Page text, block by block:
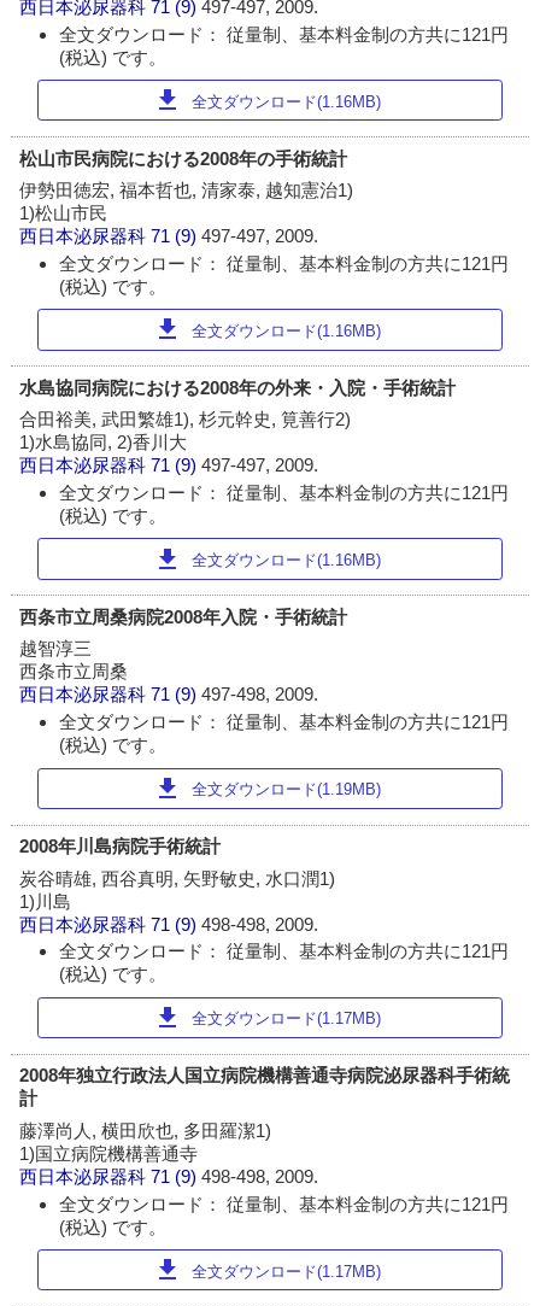
西日本泌尿器科 71 (9)497-497, 2009.
全文ダウンロード： 従量制、基本料金制の方共に121円
(税込) です。
download 全文ダウンロード(1.16MB)
松山市民病院における2008年の手術統計
伊勢田徳宏, 福本哲也, 清家泰, 越知憲治1)
1)松山市民
西日本泌尿器科 71 (9)497-497, 2009.
全文ダウンロード： 従量制、基本料金制の方共に121円
(税込) です。
download 全文ダウンロード(1.16MB)
水島協同病院における2008年の外来・入院・手術統計
合田裕美, 武田繁雄1), 杉元幹史, 筧善行2)
1)水島協同, 2)香川大
西日本泌尿器科 71 (9)497-497, 2009.
全文ダウンロード： 従量制、基本料金制の方共に121円
(税込) です。
download 全文ダウンロード(1.16MB)
西条市立周桑病院2008年入院・手術統計
越智淳三
西条市立周桑
西日本泌尿器科 71 (9)497-498, 2009.
全文ダウンロード： 従量制、基本料金制の方共に121円
(税込) です。
download 全文ダウンロード(1.19MB)
2008年川島病院手術統計
炭谷晴雄, 西谷真明, 矢野敏史, 水口潤1)
1)川島
西日本泌尿器科 71 (9)498-498, 2009.
全文ダウンロード： 従量制、基本料金制の方共に121円
(税込) です。
download 全文ダウンロード(1.17MB)
2008年独立行政法人国立病院機構善通寺病院泌尿器科手術統
計
藤澤尚人, 横田欣也, 多田羅潔1)
1)国立病院機構善通寺
西日本泌尿器科 71 (9)498-498, 2009.
全文ダウンロード： 従量制、基本料金制の方共に121円
(税込) です。
download 全文ダウンロード(1.17MB)